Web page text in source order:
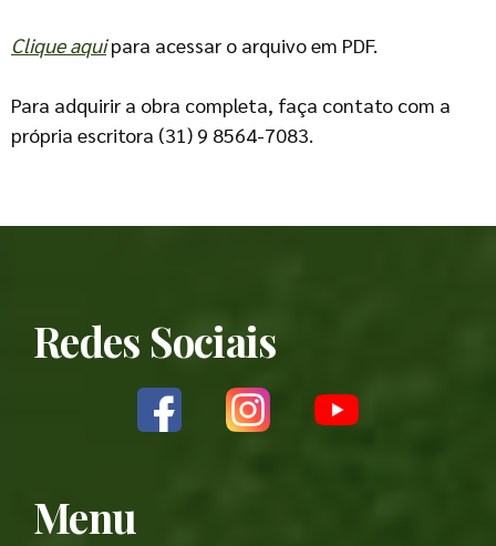
Clique aquipara acessar o arquivo em PDF.
Para adquirir a obra completa, faça contato com a
própria escritora (31) 9 8564-7083.
Redes Sociais
Menu